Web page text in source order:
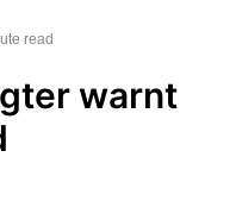
read
warnt